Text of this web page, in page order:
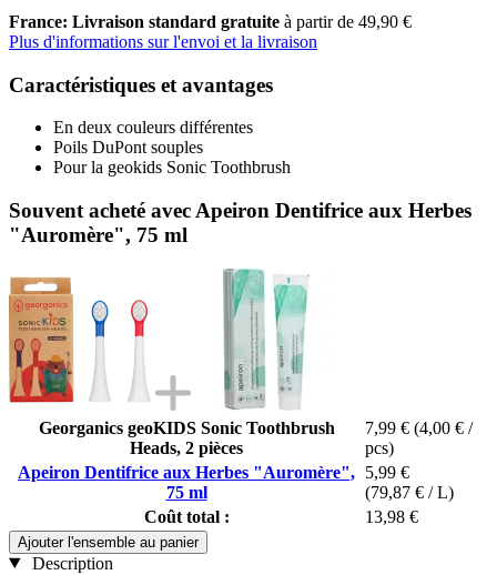
France: Livraison standard gratuite à partir de 49,90 €
Plus d'informations sur l'envoi et la livraison
Caractéristiques et avantages
En deux couleurs différentes
Poils DuPont souples
Pour la geokids Sonic Toothbrush
Souvent acheté avec Apeiron Dentifrice aux Herbes
"Auromère", 75 ml
Georganics geoKIDS Sonic Toothbrush
Heads, 2 pièces
7,99 € (4,00 € /
pcs)
Apeiron Dentifrice aux Herbes "Auromère",
75 ml
5,99 €
(79,87 € / L)
Coût total :
13,98 €
Ajouter l'ensemble au panier
Description